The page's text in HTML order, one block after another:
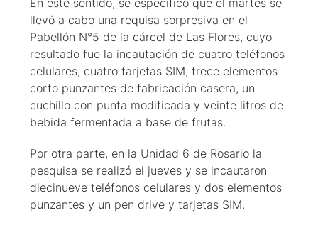
En este sentido, se especificó que el martes se
llevó a cabo una requisa sorpresiva en el
Pabellón N°5 de la cárcel de Las Flores, cuyo
resultado fue la incautación de cuatro teléfonos
celulares, cuatro tarjetas SIM, trece elementos
corto punzantes de fabricación casera, un
cuchillo con punta modificada y veinte litros de
bebida fermentada a base de frutas.
Por otra parte, en la Unidad 6 de Rosario la
pesquisa se realizó el jueves y se incautaron
diecinueve teléfonos celulares y dos elementos
punzantes y un pen drive y tarjetas SIM.